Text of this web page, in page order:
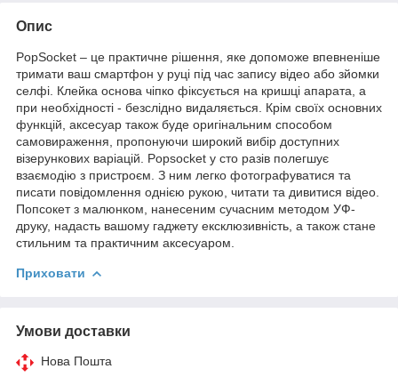
Опис
PopSocket – це практичне рішення, яке допоможе впевненіше
тримати ваш смартфон у руці під час запису відео або зйомки
селфі. Клейка основа чіпко фіксується на кришці апарата, а
при необхідності - безслідно видаляється. Крім своїх основних
функцій, аксесуар також буде оригінальним способом
самовираження, пропонуючи широкий вибір доступних
візерункових варіацій. Popsocket у сто разів полегшує
взаємодію з пристроєм. З ним легко фотографуватися та
писати повідомлення однією рукою, читати та дивитися відео.
Попсокет з малюнком, нанесеним сучасним методом УФ-
друку, надасть вашому гаджету ексклюзивність, а також стане
стильним та практичним аксесуаром.
Приховати
Умови доставки
Нова Пошта